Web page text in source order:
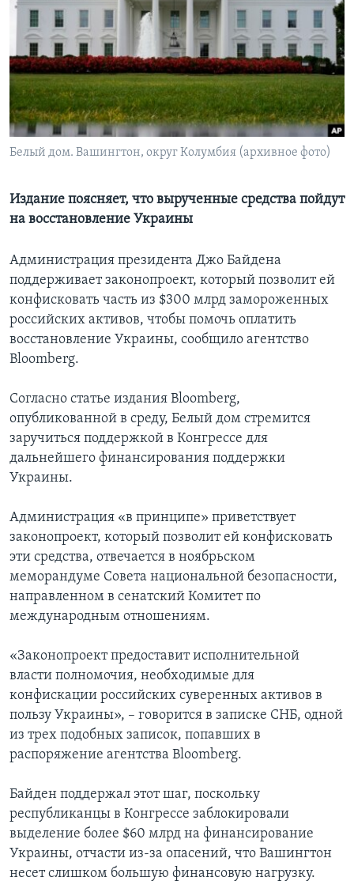
Learning English
СОЦИАЛЬНЫЕ СЕТИ
Языки
Белый дом. Вашингтон, округ Колумбия (архивное фото)
Издание поясняет, что вырученные средства пойдут
на восстановление Украины
Администрация президента Джо Байдена
поддерживает законопроект, который позволит ей
конфисковать часть из $300 млрд замороженных
российских активов, чтобы помочь оплатить
восстановление Украины, сообщило агентство
Bloomberg.
Согласно статье издания Bloomberg,
опубликованной в среду, Белый дом стремится
заручиться поддержкой в Конгрессе для
дальнейшего финансирования поддержки
Украины.
Администрация «в принципе» приветствует
законопроект, который позволит ей конфисковать
эти средства, отвечается в ноябрьском
меморандуме Совета национальной безопасности,
направленном в сенатский Комитет по
международным отношениям.
«Законопроект предоставит исполнительной
власти полномочия, необходимые для
конфискации российских суверенных активов в
пользу Украины», – говорится в записке СНБ, одной
из трех подобных записок, попавших в
распоряжение агентства Bloomberg.
Байден поддержал этот шаг, поскольку
республиканцы в Конгрессе заблокировали
выделение более $60 млрд на финансирование
Украины, отчасти из-за опасений, что Вашингтон
несет слишком большую финансовую нагрузку.